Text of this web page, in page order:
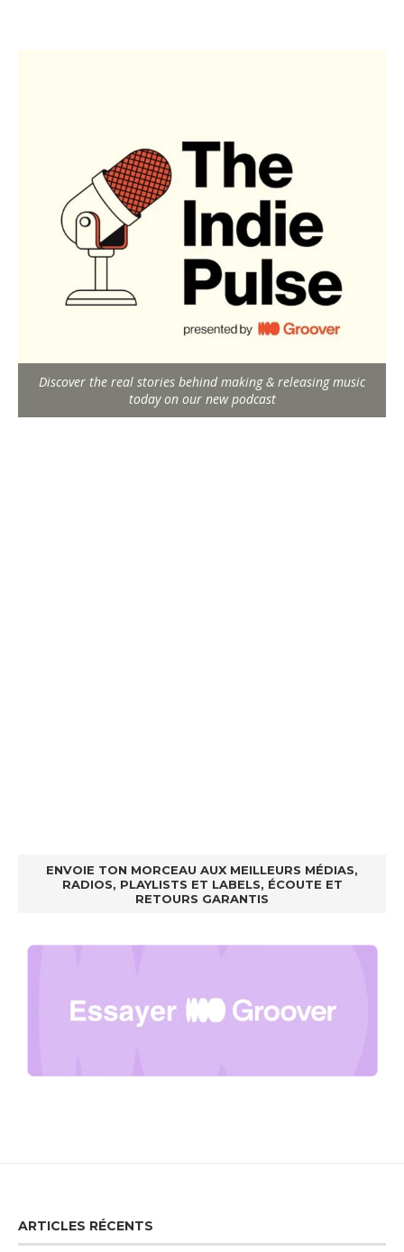
Discover the real stories behind making & releasing music
today on our new podcast
ENVOIE TON MORCEAU AUX MEILLEURS MÉDIAS,
RADIOS, PLAYLISTS ET LABELS, ÉCOUTE ET
RETOURS GARANTIS
ARTICLES RÉCENTS